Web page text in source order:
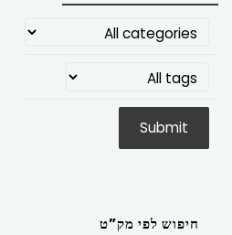
חיפוש לפי מק”ט